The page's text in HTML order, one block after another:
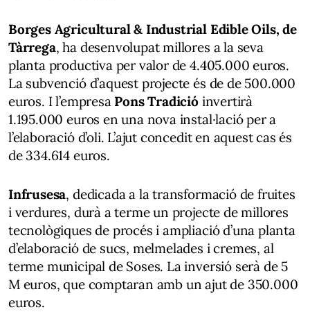
Borges Agricultural & Industrial Edible Oils, de
Tàrrega, ha desenvolupat millores a la seva
planta productiva per valor de 4.405.000 euros.
La subvenció d’aquest projecte és de de 500.000
euros. I l’empresa Pons Tradicióinvertirà
1.195.000 euros en una nova instal·lació per a
l’elaboració d’oli. L’ajut concedit en aquest cas és
de 334.614 euros.
Infrusesa, dedicada a la transformació de fruites
i verdures, durà a terme un projecte de millores
tecnològiques de procés i ampliació d’una planta
d’elaboració de sucs, melmelades i cremes, al
terme municipal de Soses. La inversió serà de 5
M euros, que comptaran amb un ajut de 350.000
euros.